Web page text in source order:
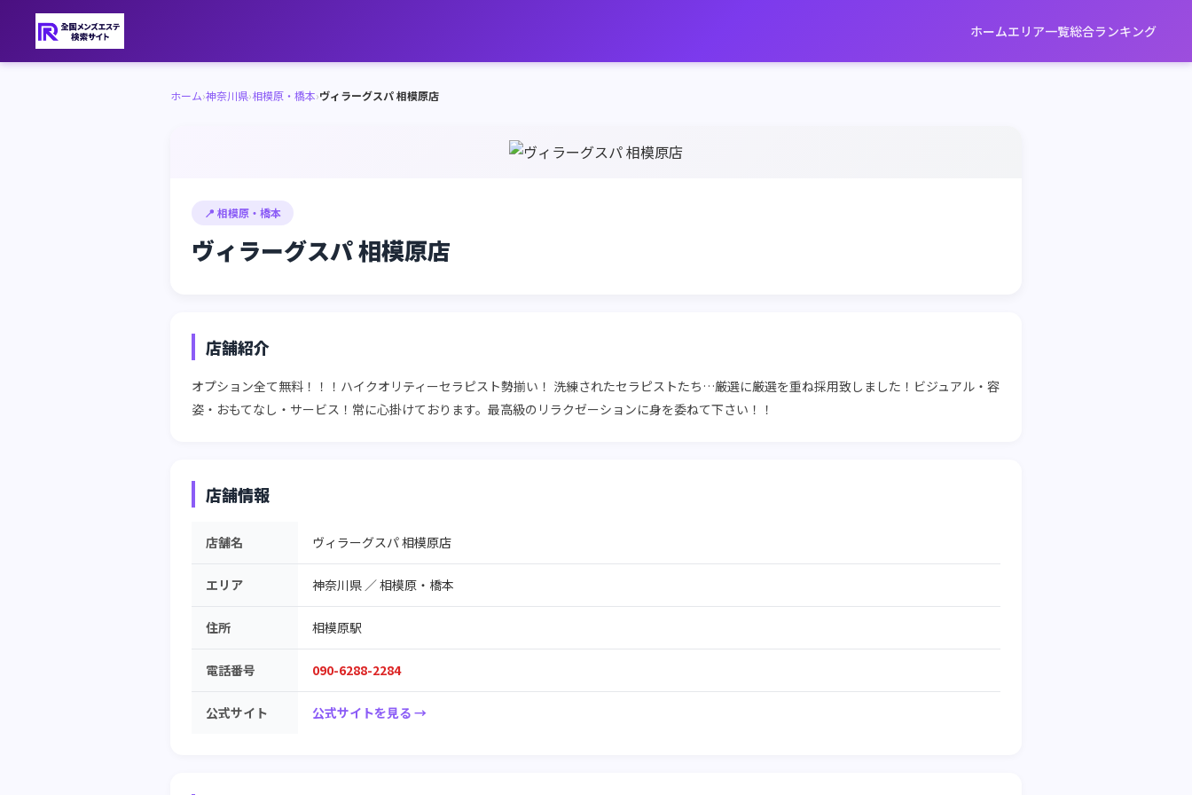
ホームエリア一覧総合ランキング
ホーム›神奈川県›相模原・橋本›ヴィラーグスパ 相模原店
📍 相模原・橋本
ヴィラーグスパ 相模原店
店舗紹介
オプション全て無料！！！ハイクオリティーセラピスト勢揃い！ 洗練されたセラピストたち…厳選に厳選を重ね採用致しました！ビジュアル・容
姿・おもてなし・サービス！常に心掛けております。最高級のリラクゼーションに身を委ねて下さい！！
店舗情報
店舗名 ヴィラーグスパ 相模原店
エリア 神奈川県 ／相模原・橋本
住所 相模原駅
電話番号 090-6288-2284
公式サイト 公式サイトを見る →